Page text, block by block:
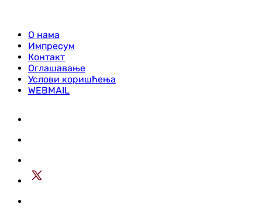
О нама
Импресум
Контакт
Оглашавање
Услови коришћења
WEBMAIL